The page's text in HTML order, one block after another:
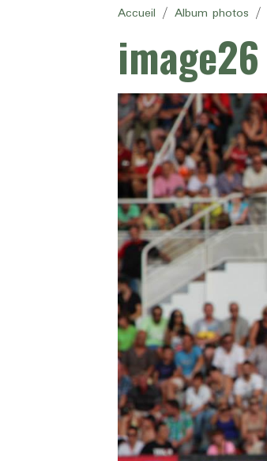
Accueil Album photos
image26